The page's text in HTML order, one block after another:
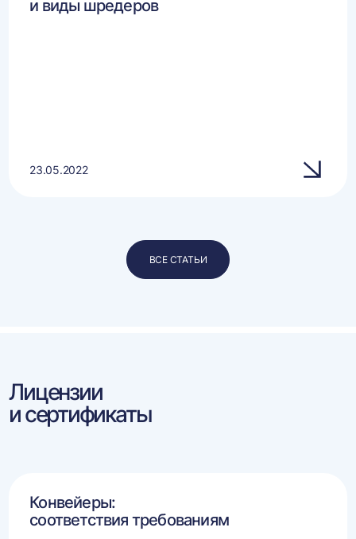
и виды шредеров
23.05.2022
ВСЕ СТАТЬИ
Лицензии
и сертификаты
Конвейеры:
соответствия требованиям